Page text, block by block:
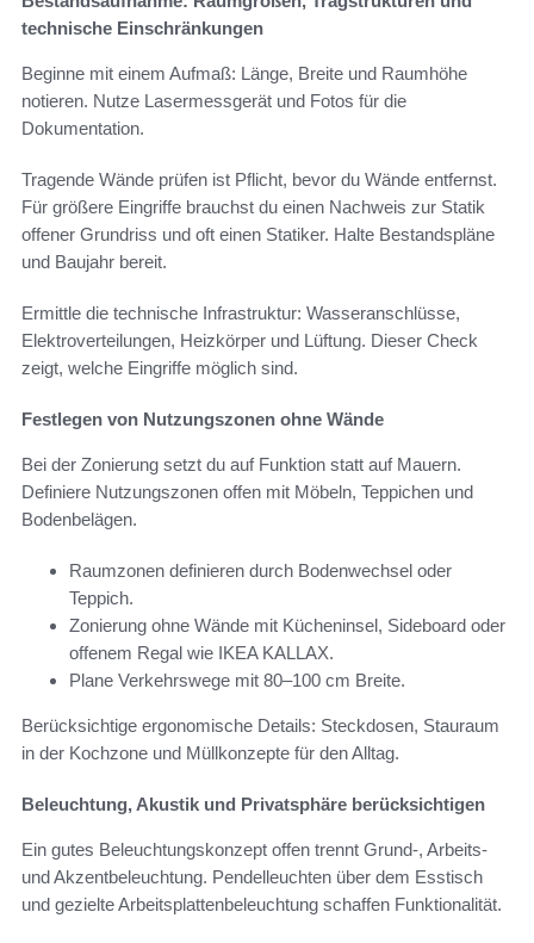
technische Einschränkungen
Beginne mit einem Aufmaß: Länge, Breite und Raumhöhe
notieren. Nutze Lasermessgerät und Fotos für die
Dokumentation.
Tragende Wände prüfen ist Pflicht, bevor du Wände entfernst.
Für größere Eingriffe brauchst du einen Nachweis zur Statik
offener Grundriss und oft einen Statiker. Halte Bestandspläne
und Baujahr bereit.
Ermittle die technische Infrastruktur: Wasseranschlüsse,
Elektroverteilungen, Heizkörper und Lüftung. Dieser Check
zeigt, welche Eingriffe möglich sind.
Festlegen von Nutzungszonen ohne Wände
Bei der Zonierung setzt du auf Funktion statt auf Mauern.
Definiere Nutzungszonen offen mit Möbeln, Teppichen und
Bodenbelägen.
Raumzonen definieren durch Bodenwechsel oder
Teppich.
Zonierung ohne Wände mit Kücheninsel, Sideboard oder
offenem Regal wie IKEA KALLAX.
Plane Verkehrswege mit 80–100 cm Breite.
Berücksichtige ergonomische Details: Steckdosen, Stauraum
in der Kochzone und Müllkonzepte für den Alltag.
Beleuchtung, Akustik und Privatsphäre berücksichtigen
Ein gutes Beleuchtungskonzept offen trennt Grund-, Arbeits-
und Akzentbeleuchtung. Pendelleuchten über dem Esstisch
und gezielte Arbeitsplattenbeleuchtung schaffen Funktionalität.